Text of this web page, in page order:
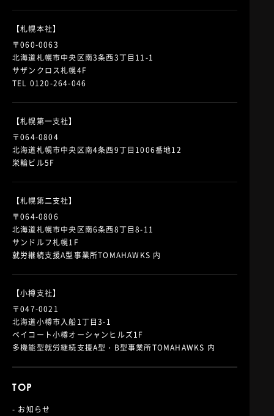
【札幌本社】
〒060-0063
北海道札幌市中央区南3条西3丁目11-1
サザンクロス札幌4F
TEL 0120-264-046
【札幌第一支社】
〒064-0804
北海道札幌市中央区南4条西9丁目1006番地12
栄輪ビル5F
【札幌第二支社】
〒064-0806
北海道札幌市中央区南6条西8丁目8-11
サンドルフ札幌1F
就労継続支援A型事業所TOMAHAWKS 内
【小樽支社】
〒047-0021
北海道小樽市入船1丁目3-1
ベイコート小樽オーシャンヒルズ1F
多機能型就労継続支援A型・B型事業所TOMAHAWKS 内
TOP
- お知らせ